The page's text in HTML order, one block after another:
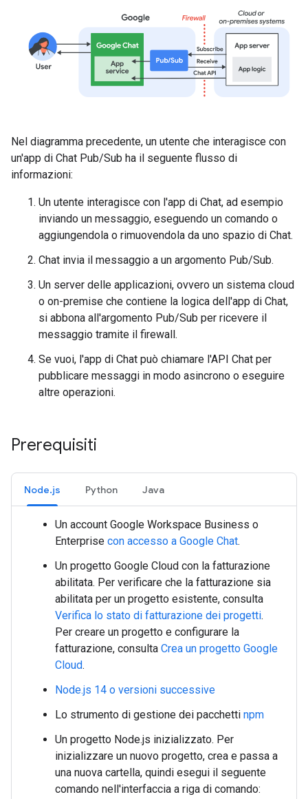
Nel diagramma precedente, un utente che interagisce con
un'app di Chat Pub/Sub ha il seguente flusso di
informazioni:
Un utente interagisce con l'app di Chat, ad esempio
inviando un messaggio, eseguendo un comando o
aggiungendola o rimuovendola da uno spazio di Chat.
Chat invia il messaggio a un argomento Pub/Sub.
Un server delle applicazioni, ovvero un sistema cloud
o on-premise che contiene la logica dell'app di Chat,
si abbona all'argomento Pub/Sub per ricevere il
messaggio tramite il firewall.
Se vuoi, l'app di Chat può chiamare l'API Chat per
pubblicare messaggi in modo asincrono o eseguire
altre operazioni.
Prerequisiti
Node.js Python Java
Un account Google Workspace Business o
Enterprise con accesso a Google Chat.
Un progetto Google Cloud con la fatturazione
abilitata. Per verificare che la fatturazione sia
abilitata per un progetto esistente, consulta
Verifica lo stato di fatturazione dei progetti.
Per creare un progetto e configurare la
fatturazione, consulta Crea un progetto Google
Cloud.
Node.js 14 o versioni successive
Lo strumento di gestione dei pacchetti npm
Un progetto Node.js inizializzato. Per
inizializzare un nuovo progetto, crea e passa a
una nuova cartella, quindi esegui il seguente
comando nell'interfaccia a riga di comando: